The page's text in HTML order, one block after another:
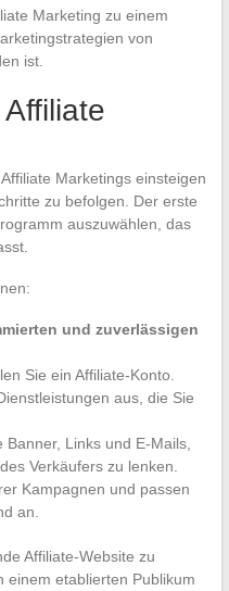
Marketing zu einem
von
ist.
Marketings einsteigen
zu befolgen. Der erste
auszuwählen, das
und zuverlässigen
Sie ein Affiliate-Konto.
aus, die Sie
Links und E-Mails,
Verkäufers zu lenken.
Kampagnen und passen
an.
Affiliate-Website zu
einem etablierten Publikum